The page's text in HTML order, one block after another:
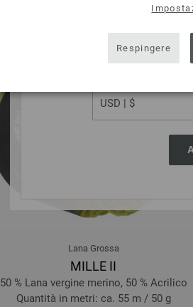
SHIPPING TO
USA - The
Respingere
Lana Grossa
MILLE II
50 % Lana vergine merino, 50 % Acrilico
Quantità in metri: ca. 55 m / 50 g